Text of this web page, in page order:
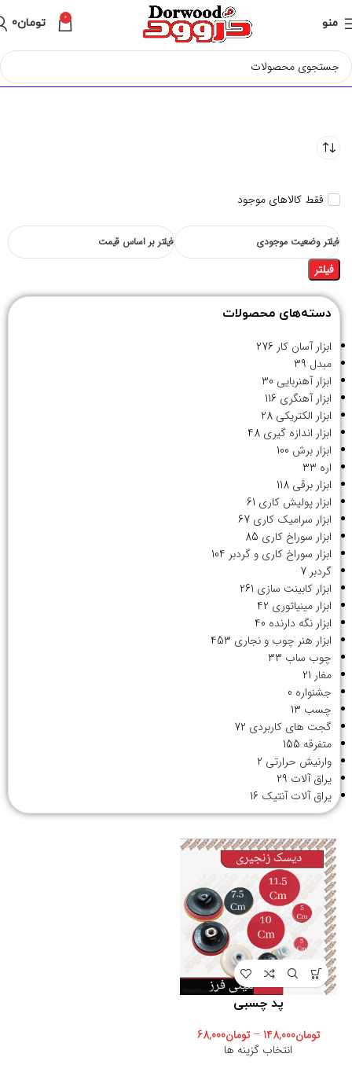
منو 0 تومان0
فقط کالاهای موجود
فیلتر وضعیت موجودی فیلتر بر اساس قیمت
فیلتر
دسته‌های محصولات
ابزار آسان کار 276
مبدل 39
ابزار آهنربایی 30
ابزار آهنگری 116
ابزار الکتریکی 28
ابزار اندازه گیری 48
ابزار برش 100
اره 33
ابزار برقی 118
ابزار پولیش کاری 61
ابزار سرامیک کاری 67
ابزار سوراخ کاری 85
ابزار سوراخ کاری و گردبر 104
گردبر 7
ابزار کابینت سازی 261
ابزار مینیاتوری 42
ابزار نگه دارنده 40
ابزار هنر چوب و نجاری 453
چوب ساب 33
مغار 21
جشنواره 0
چسب 13
گجت های کاربردی 72
متفرقه 155
وارنیش حرارتی 2
یراق آلات 29
یراق آلات آنتیک 16
پد چسبی
تومان148,000
– تومان68,000
انتخاب گزینه ها